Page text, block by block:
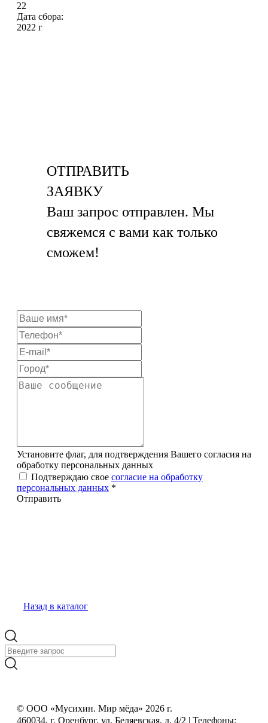
22
Дата сбора:
2022 г
ОТПРАВИТЬ
ЗАЯВКУ
Ваш запрос отправлен. Мы
свяжемся с вами как только
сможем!
Установите флаг, для подтверждения Вашего согласия на
обработку персональных данных
Подтверждаю свое согласие на обработку
персональных данных *
Отправить
Назад в каталог
© ООО «Мусихин. Мир мёда» 2026 г.
460034, г. Оренбург, ул. Беляевская, д. 4/2 | Телефоны: